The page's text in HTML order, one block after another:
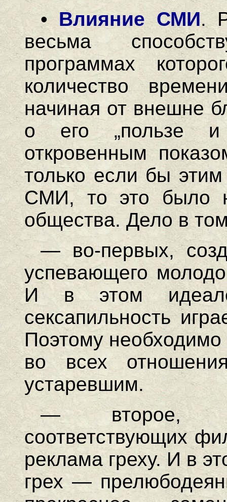
• Влияние СМИ.
весьма
программах
количество
начиная от внешне
о его „пользе и
откровенным
только если бы
СМИ, то это было
общества. Дело в
— во-первых,
успевающего
И в этом идеале
сексапильность
Поэтому
во всех
устаревшим.
— второе,
соответствующих
реклама греху. И в
грех —